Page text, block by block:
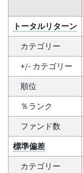
トータルリターン
カテゴリー
+/- カテゴリー
順位
％ランク
ファンド数
標準偏差
カテゴリー